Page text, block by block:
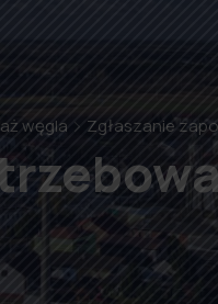
węgla Zgłaszanie